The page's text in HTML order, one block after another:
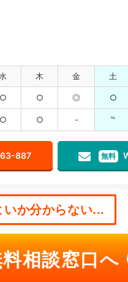
木 金 土
○ ○ ◎ ○
○ ○ - ℡
887 無料
いか分からない...
相談窓口へ